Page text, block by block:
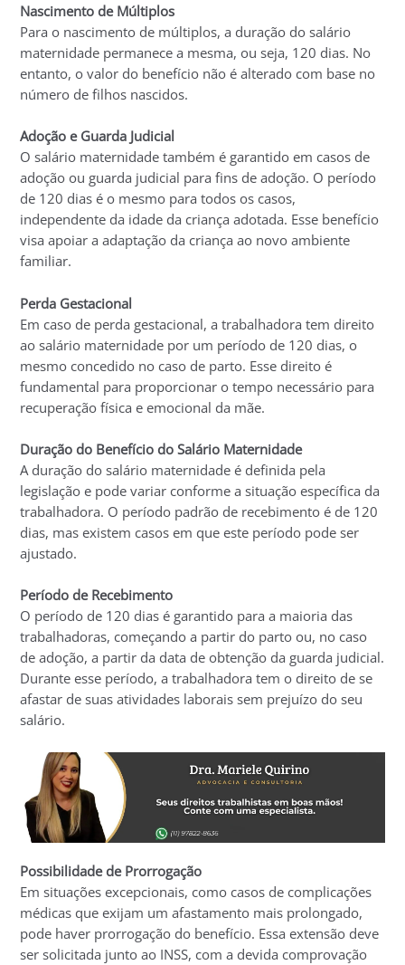
Nascimento de Múltiplos
Para o nascimento de múltiplos, a duração do salário
maternidade permanece a mesma, ou seja, 120 dias. No
entanto, o valor do benefício não é alterado com base no
número de filhos nascidos.
Adoção e Guarda Judicial
O salário maternidade também é garantido em casos de
adoção ou guarda judicial para fins de adoção. O período
de 120 dias é o mesmo para todos os casos,
independente da idade da criança adotada. Esse benefício
visa apoiar a adaptação da criança ao novo ambiente
familiar.
Perda Gestacional
Em caso de perda gestacional, a trabalhadora tem direito
ao salário maternidade por um período de 120 dias, o
mesmo concedido no caso de parto. Esse direito é
fundamental para proporcionar o tempo necessário para
recuperação física e emocional da mãe.
Duração do Benefício do Salário Maternidade
A duração do salário maternidade é definida pela
legislação e pode variar conforme a situação específica da
trabalhadora. O período padrão de recebimento é de 120
dias, mas existem casos em que este período pode ser
ajustado.
Período de Recebimento
O período de 120 dias é garantido para a maioria das
trabalhadoras, começando a partir do parto ou, no caso
de adoção, a partir da data de obtenção da guarda judicial.
Durante esse período, a trabalhadora tem o direito de se
afastar de suas atividades laborais sem prejuízo do seu
salário.
Possibilidade de Prorrogação
Em situações excepcionais, como casos de complicações
médicas que exijam um afastamento mais prolongado,
pode haver prorrogação do benefício. Essa extensão deve
ser solicitada junto ao INSS, com a devida comprovação